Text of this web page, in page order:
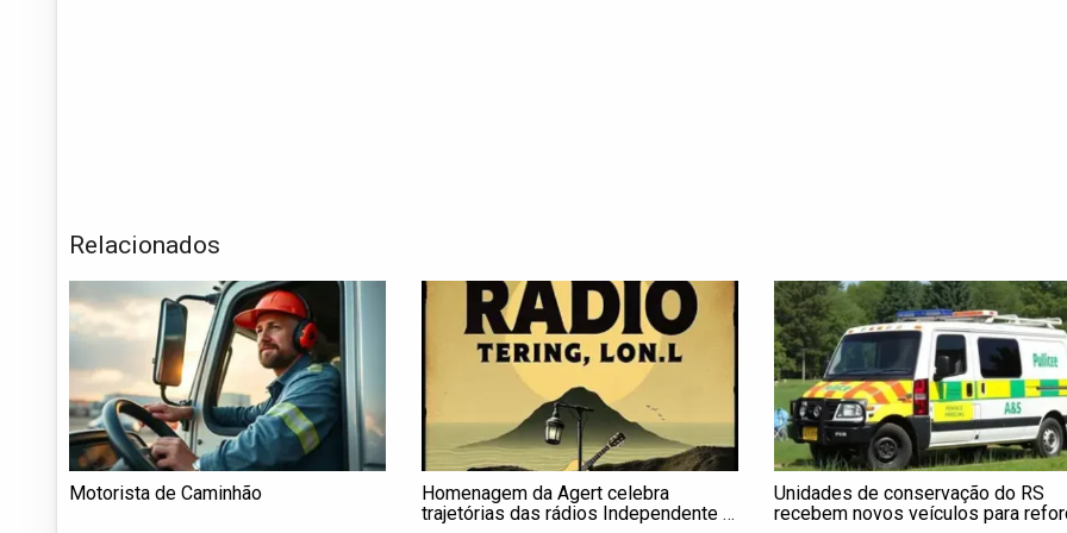
Relacionados
Motorista de Caminhão
Homenagem da Agert celebra
trajetórias das rádios Independente e
Unidades de conservação do RS
recebem novos veículos para